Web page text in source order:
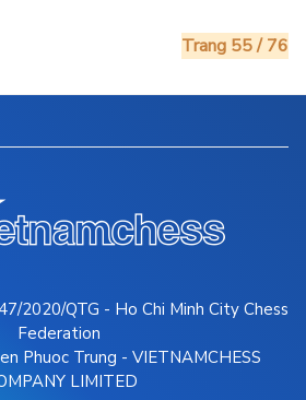
Trang 55 / 76
2020/QTG - Ho Chi Minh City Chess
Federation
Phuoc Trung - VIETNAMCHESS
LIMITED